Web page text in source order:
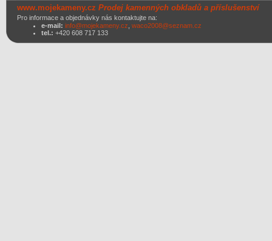
www.mojekameny.cz Prodej kamenných obkladů a příslušenství
Pro informace a objednávky nás kontaktujte na:
e-mail: info@mojekameny.cz waco2008@seznam.cz
tel.: +420 608 717 133